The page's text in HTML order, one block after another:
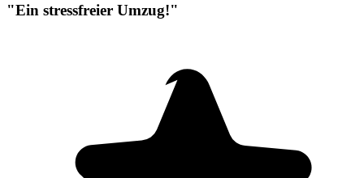
"Ein stressfreier Umzug!"